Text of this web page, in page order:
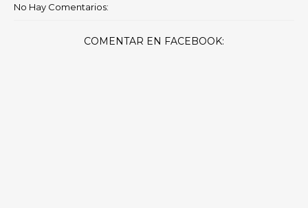
No Hay Comentarios:
COMENTAR EN FACEBOOK: